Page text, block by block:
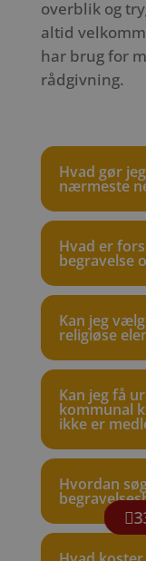
overblik og
altid
har brug for
rådgivning.
Hvad gør
nærmeste
Hvad er
begravelse
Kan jeg
religiøse
Kan jeg få
kommunal
ikke er
Hvordan